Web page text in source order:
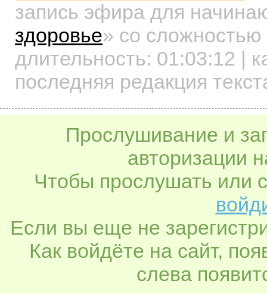
запись эфира для
здоровье» со сложностью
длительность: 01:03:12 |
последняя редакция
Прослушивание и
авторизации
Чтобы прослушать или
Если вы еще не
Как войдёте на сайт,
слева